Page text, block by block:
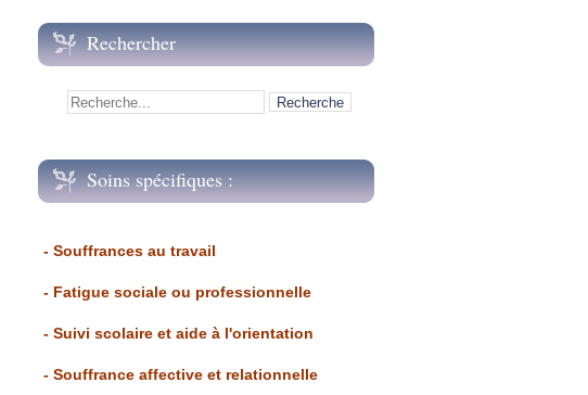
Rechercher
Soins spécifiques :
- Souffrances au travail
- Fatigue sociale ou professionnelle
- Suivi scolaire et aide à l'orientation
- Souffrance affective et relationnelle